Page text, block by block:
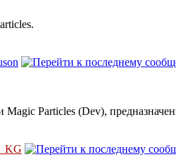
Particles (Dev),